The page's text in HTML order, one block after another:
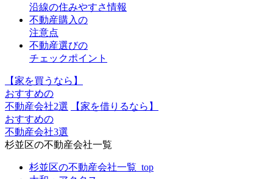
沿線の住みやすさ情報
不動産購入の
注意点
不動産選びの
チェックポイント
【家を買うなら】
おすすめの
不動産会社2選
【家を借りるなら】
おすすめの
不動産会社3選
杉並区の不動産会社一覧
杉並区の不動産会社一覧_top